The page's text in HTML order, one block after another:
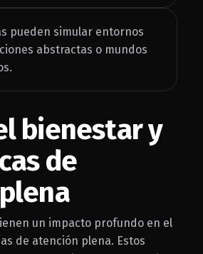
pueden simular entornos
abstractas o mundos
bienestar y
de
un impacto profundo en el
de atención plena. Estos